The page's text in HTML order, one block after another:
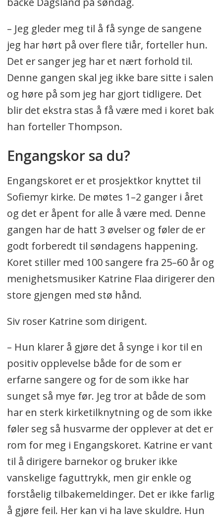
– Jeg gleder meg til å få synge de sangene
jeg har hørt på over flere tiår, forteller hun.
Det er sanger jeg har et nært forhold til.
Denne gangen skal jeg ikke bare sitte i salen
og høre på som jeg har gjort tidligere. Det
blir det ekstra stas å få være med i koret bak
han forteller Thompson.
Engangskor sa du?
Engangskoret er et prosjektkor knyttet til
Sofiemyr kirke. De møtes 1–2 ganger i året
og det er åpent for alle å være med. Denne
gangen har de hatt 3 øvelser og føler de er
godt forberedt til søndagens happening.
Koret stiller med 100 sangere fra 25–60 år og
menighetsmusiker Katrine Flaa dirigerer den
store gjengen med stø hånd.
Siv roser Katrine som dirigent.
– Hun klarer å gjøre det å synge i kor til en
positiv opplevelse både for de som er
erfarne sangere og for de som ikke har
sunget så mye før. Jeg tror at både de som
har en sterk kirketilknytning og de som ikke
føler seg så husvarme der opplever at det er
rom for meg i Engangskoret. Katrine er vant
til å dirigere barnekor og bruker ikke
vanskelige faguttrykk, men gir enkle og
forståelig tilbakemeldinger. Det er ikke farlig
å gjøre feil. Her kan vi ha lave skuldre. Hun